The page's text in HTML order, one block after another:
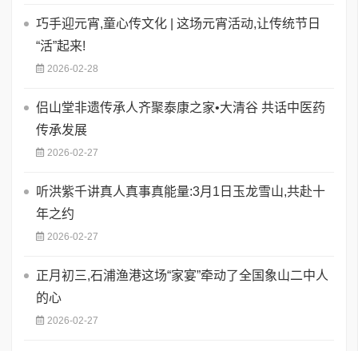
巧手迎元宵,童心传文化 | 这场元宵活动,让传统节日
“活”起来!
2026-02-28
侣山堂非遗传承人齐聚泰康之家•大清谷 共话中医药
传承发展
2026-02-27
听洪紫千讲真人真事真能量:3月1日玉龙雪山,共赴十
年之约
2026-02-27
正月初三,石浦渔港这场“家宴”牵动了全国象山二中人
的心
2026-02-27